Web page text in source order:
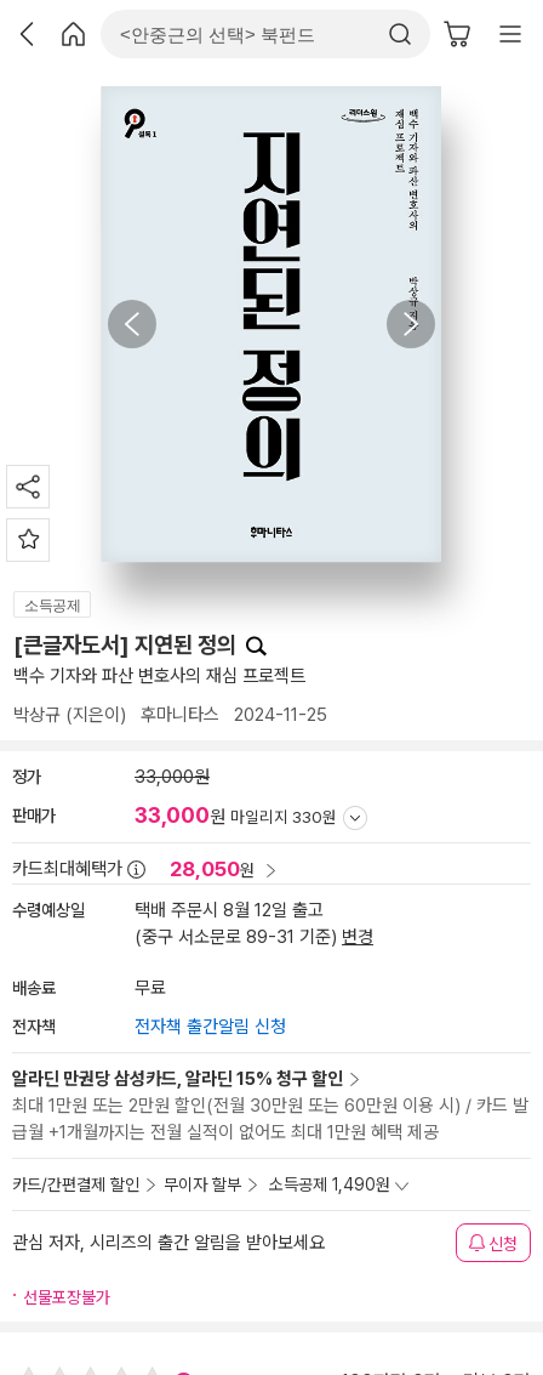
소득공제
[큰글자도서] 지연된 정의
백수 기자와 파산 변호사의 재심 프로젝트
박상규 (지은이) 후마니타스 2024-11-25
정가 33,000원
판매가 33,000원 마일리지 330원
카드최대혜택가 28,050원
수령예상일
택배 주문시 8월 12일 출고
(중구 서소문로 89-31 기준) 변경
배송료 무료
전자책 전자책 출간알림 신청
알라딘 만권당 삼성카드, 알라딘 15% 청구 할인
최대 1만원 또는 2만원 할인(전월 30만원 또는 60만원 이용 시) / 카드 발
급월 +1개월까지는 전월 실적이 없어도 최대 1만원 혜택 제공
카드/간편결제 할인 무이자 할부 소득공제 1,490원
관심 저자, 시리즈의 출간 알림을 받아보세요 신청
선물포장불가